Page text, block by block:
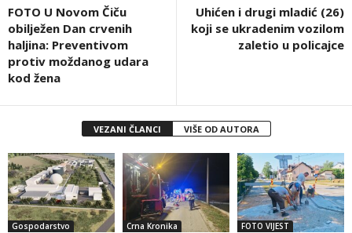
FOTO U Novom Čiču
obilježen Dan crvenih
haljina: Preventivom
protiv moždanog udara
kod žena
Uhićen i drugi mladić (26)
koji se ukradenim vozilom
zaletio u policajce
VEZANI ČLANCI VIŠE OD AUTORA
Gospodarstvo Crna Kronika FOTO VIJEST